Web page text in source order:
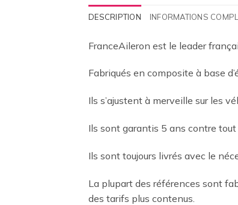
DESCRIPTION INFORMATIONS
FranceAileron est le leader
Fabriqués en composite à base
Ils s’ajustent à merveille sur les
Ils sont garantis 5 ans contre tout
Ils sont toujours livrés avec le
La plupart des références sont
des tarifs plus contenus.